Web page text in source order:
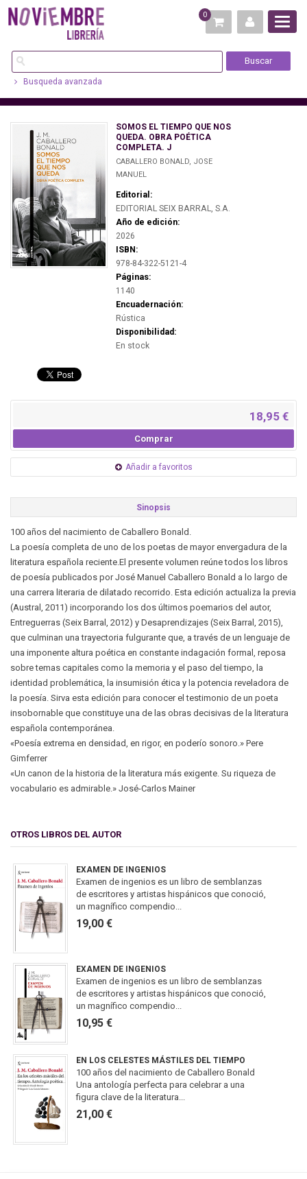
0
Busqueda avanzada
SOMOS EL TIEMPO QUE NOS
QUEDA. OBRA POÉTICA
COMPLETA. J
CABALLERO BONALD, JOSE
MANUEL
Editorial:
EDITORIAL SEIX BARRAL, S.A.
Año de edición:
2026
ISBN:
978-84-322-5121-4
Páginas:
1140
Encuadernación:
Rústica
Disponibilidad:
En stock
18,95 €
Comprar
Añadir a favoritos
Sinopsis
100 años del nacimiento de Caballero Bonald.
La poesía completa de uno de los poetas de mayor envergadura de la
literatura española reciente.El presente volumen reúne todos los libros
de poesía publicados por José Manuel Caballero Bonald a lo largo de
una carrera literaria de dilatado recorrido. Esta edición actualiza la previa
(Austral, 2011) incorporando los dos últimos poemarios del autor,
Entreguerras (Seix Barral, 2012) y Desaprendizajes (Seix Barral, 2015),
que culminan una trayectoria fulgurante que, a través de un lenguaje de
una imponente altura poética en constante indagación formal, reposa
sobre temas capitales como la memoria y el paso del tiempo, la
identidad problemática, la insumisión ética y la potencia reveladora de
la poesía. Sirva esta edición para conocer el testimonio de un poeta
insobornable que constituye una de las obras decisivas de la literatura
española contemporánea.
«Poesía extrema en densidad, en rigor, en poderío sonoro.» Pere
Gimferrer
«Un canon de la historia de la literatura más exigente. Su riqueza de
vocabulario es admirable.» José-Carlos Mainer
OTROS LIBROS DEL AUTOR
EXAMEN DE INGENIOS
Examen de ingenios es un libro de semblanzas
de escritores y artistas hispánicos que conoció,
un magnífico compendio...
19,00 €
EXAMEN DE INGENIOS
Examen de ingenios es un libro de semblanzas
de escritores y artistas hispánicos que conoció,
un magnífico compendio...
10,95 €
EN LOS CELESTES MÁSTILES DEL TIEMPO
100 años del nacimiento de Caballero Bonald
Una antología perfecta para celebrar a una
figura clave de la literatura...
21,00 €